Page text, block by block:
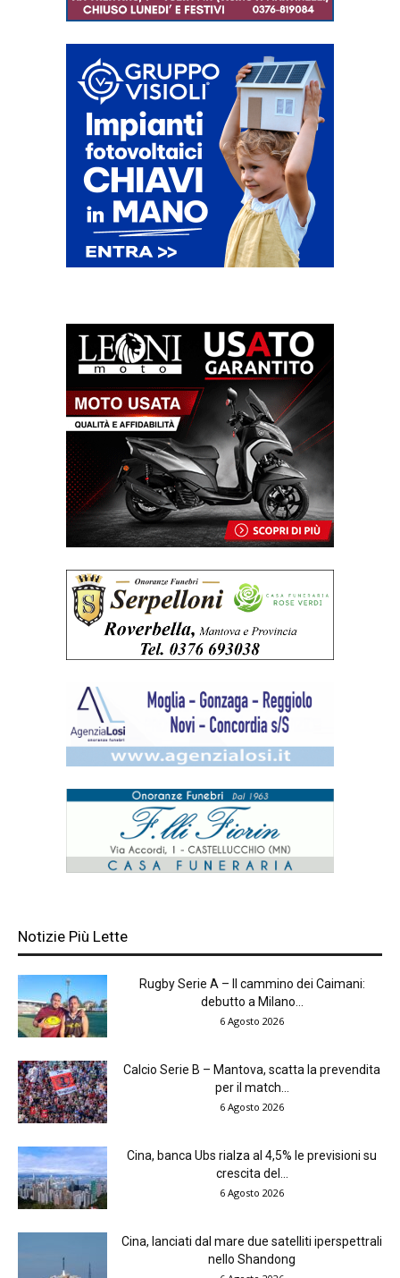
Notizie Più Lette
Rugby Serie A – Il cammino dei Caimani:
debutto a Milano...
6 Agosto 2026
Calcio Serie B – Mantova, scatta la prevendita
per il match...
6 Agosto 2026
Cina, banca Ubs rialza al 4,5% le previsioni su
crescita del...
6 Agosto 2026
Cina, lanciati dal mare due satelliti iperspettrali
nello Shandong